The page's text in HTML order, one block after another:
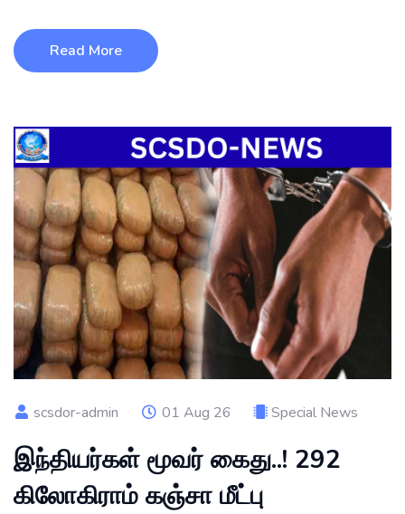
Read More
scsdor-admin 01 Aug 26 Special News
இந்தியர்கள் மூவர் கைது..! 292
கிலோகிராம் கஞ்சா மீட்பு